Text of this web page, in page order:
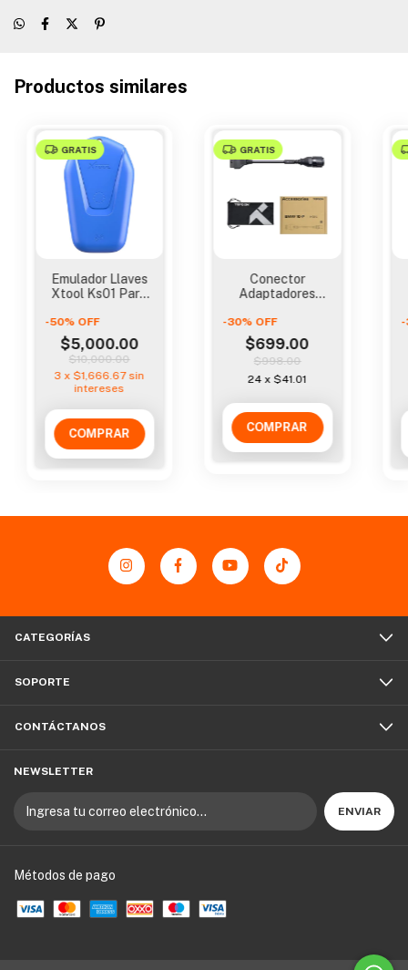
Productos similares
GRATIS
Emulador Llaves
Xtool Ks01 Para
All Key Lost
-50% OFF
$5,000.00
$10,000.00
3 x $1,666.67 sin
intereses
GRATIS
Conector
Adaptadores
Para Bmw 10-p
M014
-30% OFF
$699.00
$998.00
24 x $41.01
-
CATEGORÍAS
SOPORTE
CONTÁCTANOS
NEWSLETTER
Métodos de pago